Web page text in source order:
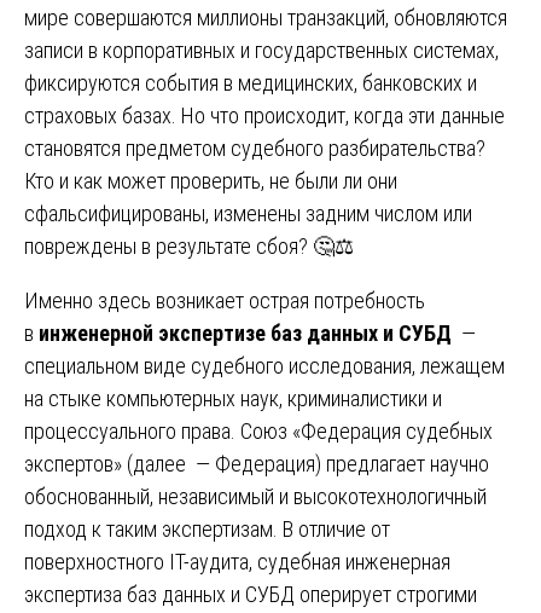
мире совершаются миллионы транзакций, обновляются
записи в корпоративных и государственных системах,
фиксируются события в медицинских, банковских и
страховых базах. Но что происходит, когда эти данные
становятся предметом судебного разбирательства?
Кто и как может проверить, не были ли они
сфальсифицированы, изменены задним числом или
повреждены в результате сбоя? 🤔⚖️
Именно здесь возникает острая потребность
в инженерной экспертизе баз данных и СУБД —
специальном виде судебного исследования, лежащем
на стыке компьютерных наук, криминалистики и
процессуального права. Союз «Федерация судебных
экспертов» (далее — Федерация) предлагает научно
обоснованный, независимый и высокотехнологичный
подход к таким экспертизам. В отличие от
поверхностного IT-аудита, судебная инженерная
экспертиза баз данных и СУБД оперирует строгими